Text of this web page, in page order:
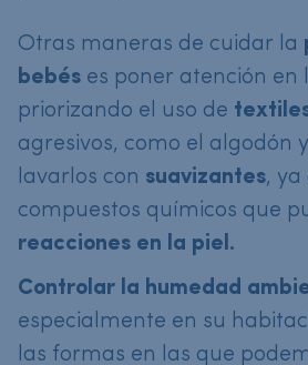
Otras maneras de cuidar la
bebés es poner atención en
priorizando el uso de
agresivos, como el algodón y
lavarlos con suavizantes, ya
compuestos químicos que
reacciones en la piel.
Controlar la humedad
especialmente en su
las formas en las que